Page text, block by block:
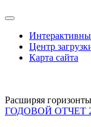
Центр
Карта сайта
Расширяя
ГОДОВОЙ ОТЧЕТ